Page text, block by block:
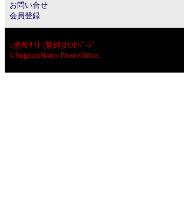
お問い合せ
会員登録
:.携帯ｻｲﾄ [緊縛]TOPﾍﾟ-ｼﾞ
©SugiuraNorio PhotoOffice.